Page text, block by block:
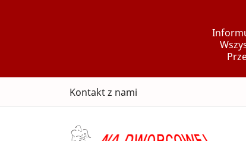
Kontakt z nami